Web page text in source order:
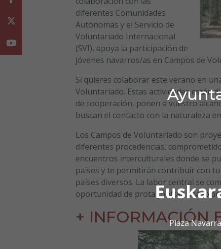
Plaza
diferentes Comunidades
Autónomas y el Servicio de
Voluntariado Internacional
(SVI), apoya la participación de
jóvenes navarros/as en Campos de
Si quieres colaborar este verano en
Voluntariado. Estas actividades están
de cooperación, ponen a vuestro
buscan el contacto con la naturaleza
Los Campos de Voluntariado son
diferentes procedencias,
encuentros interculturales donde se
países y te permitirán contribuir con
países diversos. La labor central se
oportunidad de protagonizar una
+ INFORMACIÓN
Youtube